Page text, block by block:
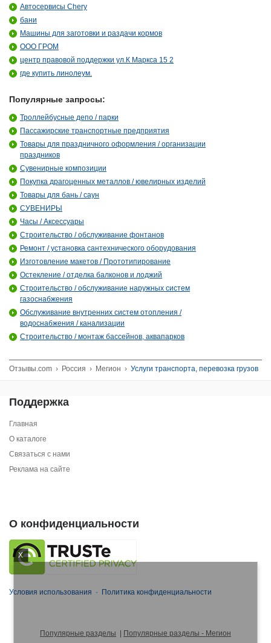
X
Автосервисы Chery
бани
Машины для заготовки и раздачи кормов
ООО ГРОМ
центр правовой поддержки ул.К Маркса 15 2
где купить линолеум.
Популярные запросы:
Троллейбусные депо / парки
Пассажирские транспортные предприятия
Товары для праздничного оформления / организации
праздников
Сувенирные композиции
Покупка драгоценных металлов / ювелирных изделий
Товары для бань / саун
СУВЕНИРЫ
Часы / Аксессуары
Строительство / обслуживание фонтанов
Ремонт / установка сантехнического оборудования
Изготовление макетов / Прототипирование
Остекление / отделка балконов и лоджий
Строительство / обслуживание наружных систем
газоснабжения
Обслуживание внутренних систем отопления /
водоснабжения / канализации
Строительство / монтаж бассейнов, аквапарков
Отзывы.com › Россия › Мегион › Услуги транспорта, перевозка грузов
Поддержка
Главная
О каталоге
Связаться с нами
Реклама на сайте
О конфиденциальности
Условия использования · Политика конфиденциальности
Популярные разделы Популярные разделы - Мегион